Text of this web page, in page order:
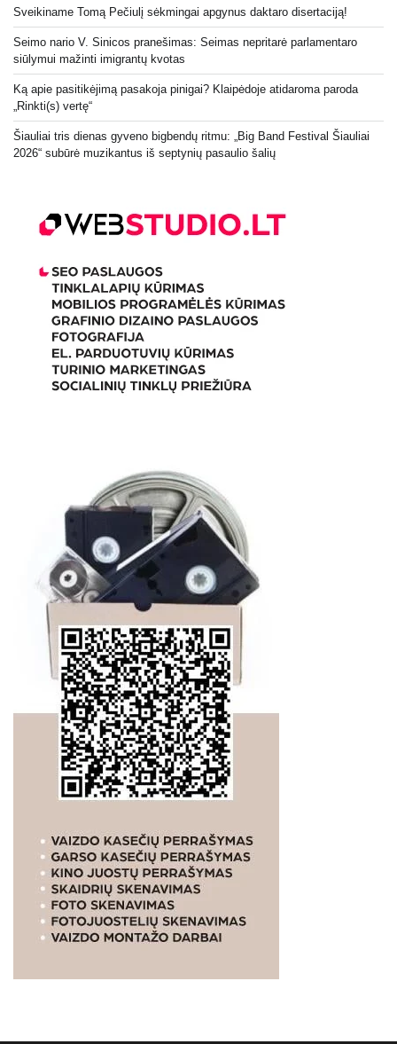
Sveikiname Tomą Pečiulį sėkmingai apgynus daktaro disertaciją!
Seimo nario V. Sinicos pranešimas: Seimas nepritarė parlamentaro
siūlymui mažinti imigrantų kvotas
Ką apie pasitikėjimą pasakoja pinigai? Klaipėdoje atidaroma paroda
„Rinkti(s) vertę“
Šiauliai tris dienas gyveno bigbendų ritmu: „Big Band Festival Šiauliai
2026“ subūrė muzikantus iš septynių pasaulio šalių